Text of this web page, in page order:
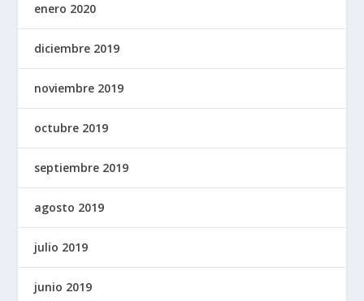
enero 2020
diciembre 2019
noviembre 2019
octubre 2019
septiembre 2019
agosto 2019
julio 2019
junio 2019